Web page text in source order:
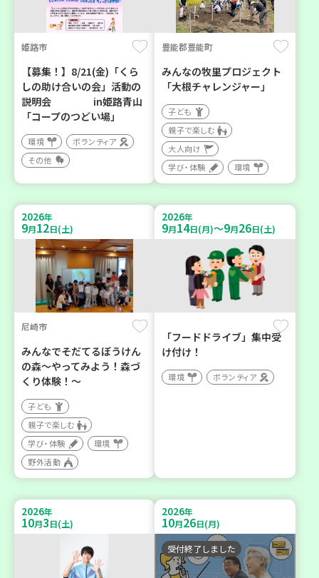
姫路市
【募集！】8/21(金)「くら
しの助け合いの会」活動の
説明会 in姫路青山
「コープのつどい場」
環境
ボランティア
その他
豊能郡豊能町
みんなの牧里プロジェクト
「大根チャレンジャー」
子ども
親子で楽しむ
大人向け
学び・体験
環境
2026年
9月12日(土)
尼崎市
みんなでそだてるぼうけん
の森～やってみよう！森づ
くり体験！～
子ども
親子で楽しむ
学び・体験
環境
野外活動
2026年
9月14日(月)～9月26日(土)
「フードドライブ」集中受
け付け！
環境 ボランティア
2026年
10月3日(土)
2026年
10月26日(月)
受付終了しました